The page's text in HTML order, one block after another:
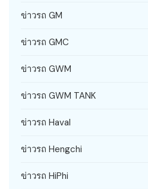
ข่าวรถ GM
ข่าวรถ GMC
ข่าวรถ GWM
ข่าวรถ GWM TANK
ข่าวรถ Haval
ข่าวรถ Hengchi
ข่าวรถ HiPhi